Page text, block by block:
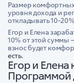
Размер
уровня дохода и
откладывать 10-
Егор и Елена
10% от этой суммы
взнос будет
есть.
Егор и Елена
Программой